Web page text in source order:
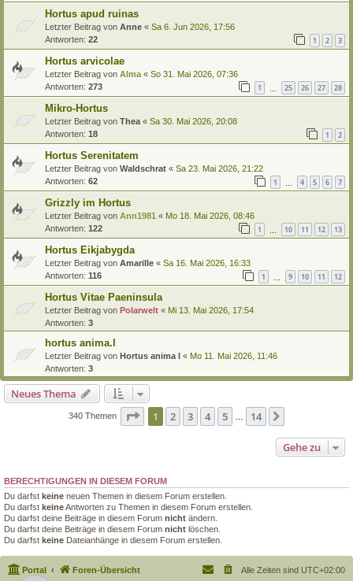
Hortus apud ruinas
Letzter Beitrag von Anne « Sa 6. Jun 2026, 17:56
Antworten: 22 1 2 3
Hortus arvicolae
Letzter Beitrag von Alma « So 31. Mai 2026, 07:36
Antworten: 273 1 25 26 27 28
Mikro-Hortus
Letzter Beitrag von Thea « Sa 30. Mai 2026, 20:08
Antworten: 18 1 2
Hortus Serenitatem
Letzter Beitrag von Waldschrat « Sa 23. Mai 2026, 21:22
Antworten: 62 1 4 5 6 7
Grizzly im Hortus
Letzter Beitrag von Ann1981 « Mo 18. Mai 2026, 08:46
Antworten: 122 1 10 11 12 13
Hortus Eikjabygda
Letzter Beitrag von Amarille « Sa 16. Mai 2026, 16:33
Antworten: 116 1 9 10 11 12
Hortus Vitae Paeninsula
Letzter Beitrag von Polarwelt « Mi 13. Mai 2026, 17:54
Antworten: 3
hortus anima.l
Letzter Beitrag von Hortus anima l « Mo 11. Mai 2026, 11:46
Antworten: 3
Neues Thema
340 Themen Seite 1von 14
1 2 3 4 5 14
Gehe zu
BERECHTIGUNGEN IN DIESEM FORUM
Du darfst keine neuen Themen in diesem Forum erstellen.
Du darfst keineAntworten zu Themen in diesem Forum erstellen.
Du darfst deine Beiträge in diesem Forum nicht ändern.
Du darfst deine Beiträge in diesem Forum nicht löschen.
Du darfst keine Dateianhänge in diesem Forum erstellen.
Portal Foren-Übersicht Alle Zeiten sind UTC+02:00